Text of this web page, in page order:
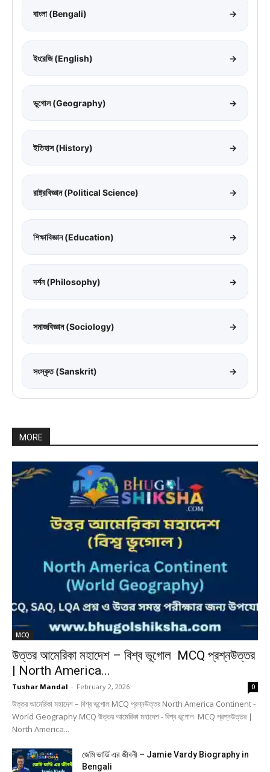
বাংলা (Bengali) →
ইংরেজি (English) →
ভূগোল (Geography) →
ইতিহাস (History) →
রাষ্ট্রবিজ্ঞান (Political Science) →
শিক্ষাবিজ্ঞান (Education) →
দর্শন (Philosophy) →
সমাজবিজ্ঞান (Sociology) →
সংস্কৃত (Sanskrit) →
MORE
MCQ
উত্তর আমেরিকা মহাদেশ – বিশ্ব ভূগোল MCQ প্রশ্নউত্তর
| North America...
Tushar Mandal - February 2, 2026 0
উত্তর আমেরিকা মহাদেশ – বিশ্ব ভূগোল MCQ প্রশ্নউত্তর North America Continent -
World Geography MCQ উত্তর আমেরিকা মহাদেশ - বিশ্ব ভূগোল MCQ প্রশ্নউত্তর |
North America...
জেমি ভার্ডি এর জীবনী – Jamie Vardy Biography in
Bengali